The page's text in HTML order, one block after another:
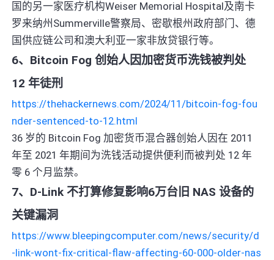
国的另一家医疗机构Weiser Memorial Hospital及南卡
罗来纳州Summerville警察局、密歇根州政府部门、德
国供应链公司和澳大利亚一家非放贷银行等。
6、Bitcoin Fog 创始人因加密货币洗钱被判处
12 年徒刑
https://thehackernews.com/2024/11/bitcoin-fog-fou
nder-sentenced-to-12.html
36 岁的 Bitcoin Fog 加密货币混合器创始人因在 2011
年至 2021 年期间为洗钱活动提供便利而被判处 12 年
零 6 个月监禁。
7、D-Link 不打算修复影响6万台旧 NAS 设备的
关键漏洞
https://www.bleepingcomputer.com/news/security/d
-link-wont-fix-critical-flaw-affecting-60-000-older-nas